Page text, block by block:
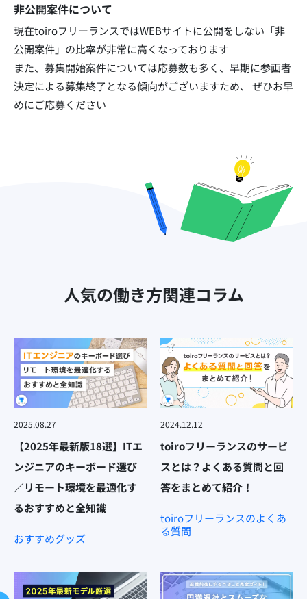
非公開案件について
現在toiroフリーランスではWEBサイトに公開をしない「非
公開案件」の比率が非常に高くなっております​
また、募集開始案件については応募数も多く、早期に参画者
決定による募集終了となる傾向がございますため、 ぜひお早
めにご応募ください
人気の働き方関連コラム
2025.08.27
【2025年最新版18選】ITエ
ンジニアのキーボード選び
／リモート環境を最適化す
るおすすめと全知識
おすすめグッズ
2024.12.12
toiroフリーランスのサービ
スとは？よくある質問と回
答をまとめて紹介！
toiroフリーランスのよくあ
る質問